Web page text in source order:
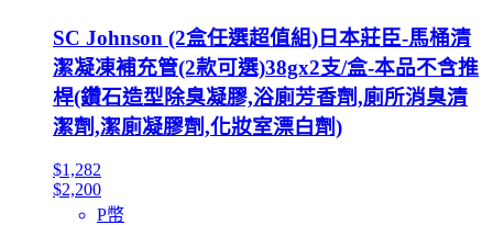
SC Johnson (2盒任選超值組)日本莊臣-馬桶清
潔凝凍補充管(2款可選)38gx2支/盒-本品不含推
桿(鑽石造型除臭凝膠,浴廁芳香劑,廁所消臭清
潔劑,潔廁凝膠劑,化妝室漂白劑)
$1,282
$2,200
P幣